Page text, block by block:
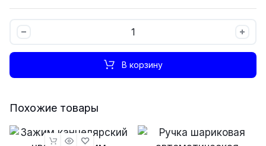
В корзину
Похожие товары